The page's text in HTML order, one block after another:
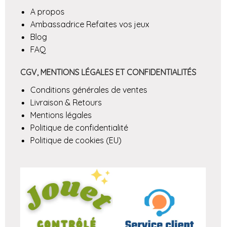
A propos
Ambassadrice Refaites vos jeux
Blog
FAQ
CGV, MENTIONS LÉGALES ET CONFIDENTIALITÉS
Conditions générales de ventes
Livraison & Retours
Mentions légales
Politique de confidentialité
Politique de cookies (EU)